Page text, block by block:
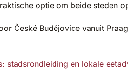
optie om beide steden
České Budějovice vanuit
stadsrondleiding en lokale